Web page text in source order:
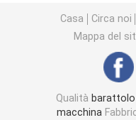
Torsione fuori dalla
Macchina da
Stampatrice della
Casa Circa noi
Mappa del
Qualità
macchina